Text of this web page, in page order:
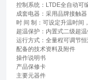
控制系统：LTDE全自动可
成套电器：采用品牌接触
时 间 制：可设定升温时间
超温保护：内置式二级超
运行方式：全量程可调节
配备的技术资料及附件
操作说明书
产品保修卡
主要元器件